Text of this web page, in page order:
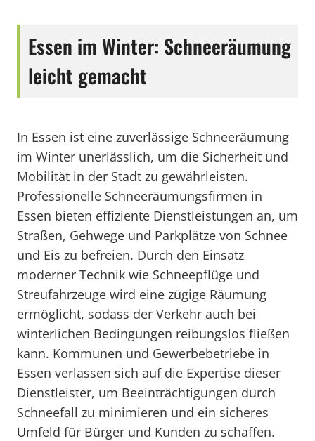
Essen im Winter: Schneeräumung
leicht gemacht
In Essen ist eine zuverlässige Schneeräumung
im Winter unerlässlich, um die Sicherheit und
Mobilität in der Stadt zu gewährleisten.
Professionelle Schneeräumungsfirmen in
Essen bieten effiziente Dienstleistungen an, um
Straßen, Gehwege und Parkplätze von Schnee
und Eis zu befreien. Durch den Einsatz
moderner Technik wie Schneepflüge und
Streufahrzeuge wird eine zügige Räumung
ermöglicht, sodass der Verkehr auch bei
winterlichen Bedingungen reibungslos fließen
kann. Kommunen und Gewerbebetriebe in
Essen verlassen sich auf die Expertise dieser
Dienstleister, um Beeinträchtigungen durch
Schneefall zu minimieren und ein sicheres
Umfeld für Bürger und Kunden zu schaffen.